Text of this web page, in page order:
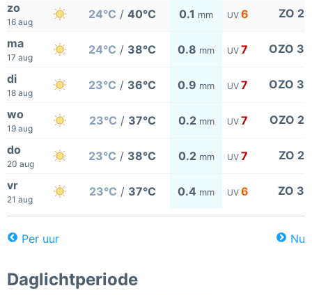
zo
16 aug
24°C / 40°C 0.1 mm UV 6 ZO 2
ma
17 aug
24°C / 38°C 0.8 mm UV 7 OZO 3
di
18 aug
23°C / 36°C 0.9 mm UV 7 OZO 3
wo
19 aug
23°C / 37°C 0.2 mm UV 7 OZO 2
do
20 aug
23°C / 38°C 0.2 mm UV 7 ZO 2
vr
21 aug
23°C / 37°C 0.4 mm UV 6 ZO 3
Per uur Nu
Daglichtperiode